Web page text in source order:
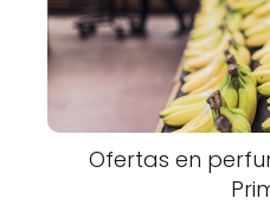
Ofertas en